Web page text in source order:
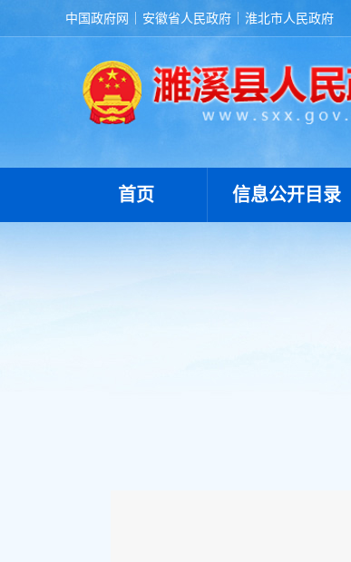
中国政府网 安徽省人民政府 淮北市人民政府
首页 信息公开目录